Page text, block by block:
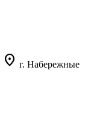
location_on г. Набережные